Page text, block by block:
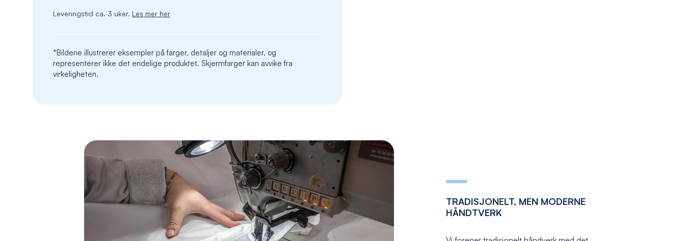
Leveringstid ca. 3 uker. Les mer her
*Bildene illustrerer eksempler på farger, detaljer og materialer, og
representerer ikke det endelige produktet. Skjermfarger kan avvike fra
virkeligheten.
TRADISJONELT, MEN MODERNE
HÅNDTVERK